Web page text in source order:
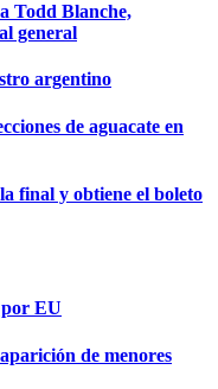
Todd Blanche,
general
argentino
de aguacate en
final y obtiene el boleto
por EU
de menores